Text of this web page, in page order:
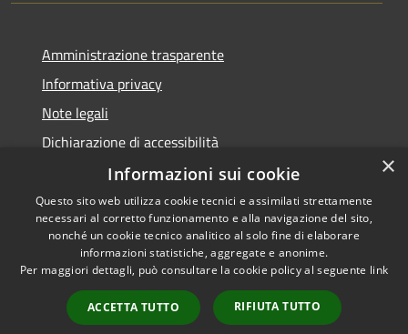
Amministrazione trasparente
Informativa privacy
Note legali
Dichiarazione di accessibilità
Accessibilità
Privacy
Mappa del sito
×
Informazioni sui cookie
Questo sito web utilizza cookie tecnici e assimilati strettamente
necessari al corretto funzionamento e alla navigazione del sito,
nonché un cookie tecnico analitico al solo fine di elaborare
informazioni statistiche, aggregate e anonime.
Per maggiori dettagli, può consultare la cookie policy al seguente link
ACCETTA TUTTO RIFIUTA TUTTO